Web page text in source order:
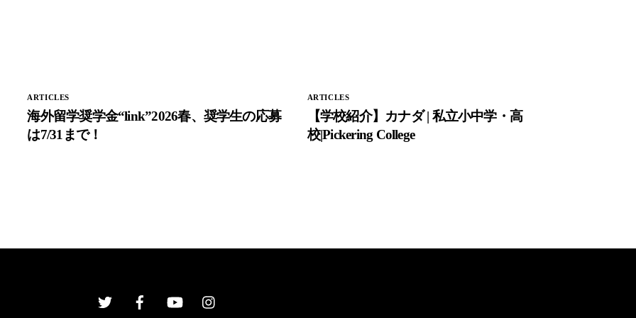
ARTICLES
海外留学奨学金“link”2026春、奨学生の応募
は7/31まで！
ARTICLES
【学校紹介】カナダ | 私立小中学・高
校|Pickering College